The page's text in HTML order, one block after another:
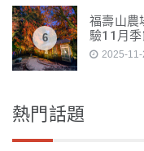
6
福壽山農
驗11月季
2025-11-
熱門話題